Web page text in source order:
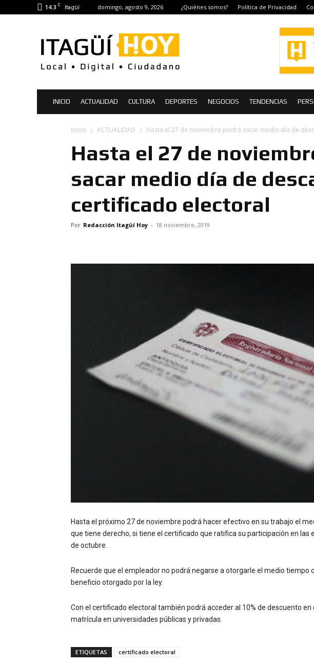
14.3 C Itagüí domingo, agosto 9, 2026 ¿Quiénes somos? Política de Privacidad
Hoy
|
Noticias
Itagüí
INICIO ACTUALIDAD CULTURA DEPORTES NEGOCIOS TENDENCIAS
Inicio ACTUALIDAD Hasta el 27 de noviembre podrá sacar medio día de
Hasta el 27 de
sacar medio día de
certificado electoral
Por Redacción Itagüí Hoy - 18 noviembre, 2019
Hasta el próximo 27 de noviembre podrá hacer efectivo en su trabajo el
que tiene derecho, si tiene el certificado que ratifica su participación en las
de octubre.
Recuerde que el empleador no podrá negarse a otorgarle el medio tiempo
beneficio otorgado por la ley.
Con el certificado electoral también podrá acceder al 10% de descuento en
matrícula en universidades públicas y privadas.
ETIQUETAS certificado electoral